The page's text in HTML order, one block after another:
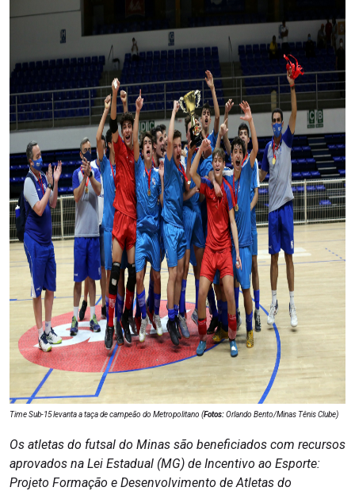
Time Sub-15 levanta a taça de campeão do Metropolitano (Fotos:Orlando Bento/Minas Tênis Clube)
Os atletas do futsal do Minas são beneficiados com recursos
aprovados na Lei Estadual (MG) de Incentivo ao Esporte:
Projeto Formação e Desenvolvimento de Atletas do